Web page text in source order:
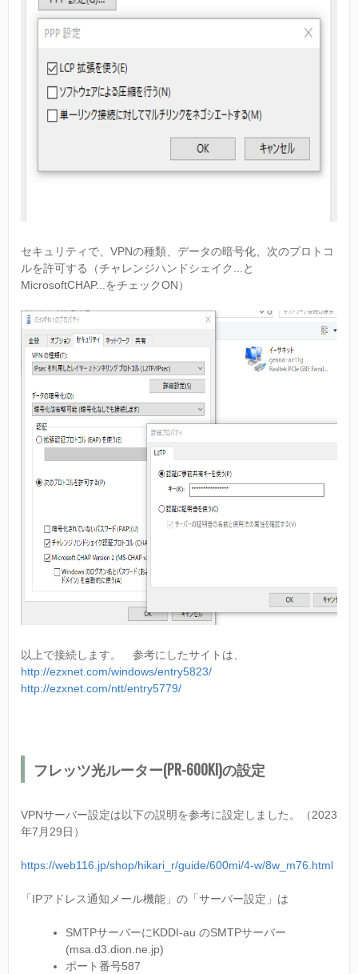
セキュリティで、VPNの種類、データの暗号化、次のプロトコ
ルを許可する（チャレンジハンドシェイク...と
MicrosoftCHAP...をチェックON）
以上で接続します。 参考にしたサイトは、
http://ezxnet.com/windows/entry5823/
http://ezxnet.com/ntt/entry5779/
フレッツ光ルーター(PR-600KI)の設定
VPNサーバー設定は以下の説明を参考に設定しました。（2023
年7月29日）
https://web116.jp/shop/hikari_r/guide/600mi/4-w/8w_m76.html
「IPアドレス通知メール機能」の「サーバー設定」は
SMTPサーバーにKDDI-au のSMTPサーバー
(msa.d3.dion.ne.jp)
ポート番号587